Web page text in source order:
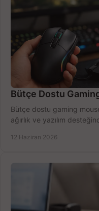
Bütçe Dostu
Bütçe dostu gaming
ağırlık ve yazılım
12 Haziran 2026